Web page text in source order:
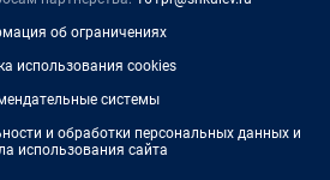
об ограничениях
использования cookies
системы
и обработки персональных данных и
использования сайта